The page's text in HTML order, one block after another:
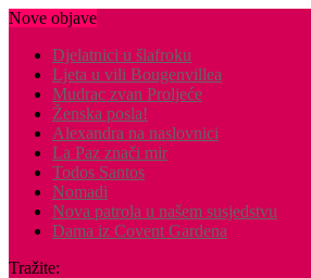
Nove objave
Djelatnici u šlafroku
Ljeta u vili Bougenvillea
Mudrac zvan Proljeće
Ženska posla!
Alexandra na naslovnici
La Paz znači mir
Todos Santos
Nomadi
Nova patrola u našem susjedstvu
Dama iz Covent Gardena
Tražite: